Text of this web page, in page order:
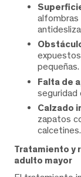
pequeñas.
Falta de
seguridad
Calzado
zapatos
calcetines.
Tratamiento y
adulto mayor